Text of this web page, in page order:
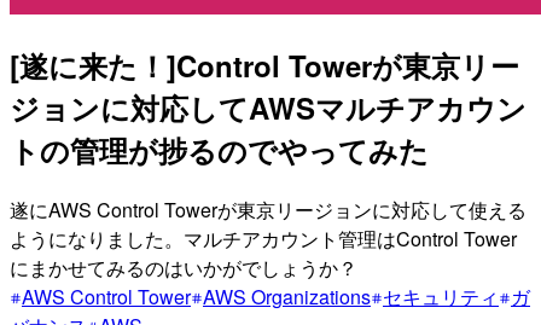
[遂に来た！]Control Towerが東京リー
ジョンに対応してAWSマルチアカウン
トの管理が捗るのでやってみた
遂にAWS Control Towerが東京リージョンに対応して使える
ようになりました。マルチアカウント管理はControl Tower
にまかせてみるのはいかがでしょうか？
AWS Control Tower AWS Organizations セキュリティ
ガ